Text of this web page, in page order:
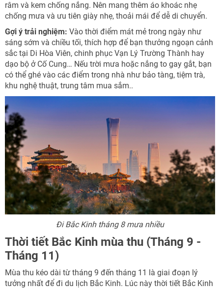
râm và kem chống nắng. Nên mang thêm áo khoác nhẹ
chống mưa và ưu tiên giày nhẹ, thoải mái để dễ di chuyển.
Gợi ý trải nghiệm: Vào thời điểm mát mẻ trong ngày như
sáng sớm và chiều tối, thích hợp để bạn thưởng ngoạn cảnh
sắc tại Di Hòa Viên, chinh phục Vạn Lý Trường Thành hay
dạo bộ ở Cố Cung… Nếu trời mưa hoặc nắng to gay gắt, bạn
có thể ghé vào các điểm trong nhà như bảo tàng, tiệm trà,
khu nghệ thuật, trung tâm mua sắm..
Đi Bắc Kinh tháng 8 mưa nhiều
Thời tiết Bắc Kinh mùa thu (Tháng 9 -
Tháng 11)
Mùa thu kéo dài từ tháng 9 đến tháng 11 là giai đoạn lý
tưởng nhất để đi du lịch Bắc Kinh. Lúc này thời tiết Bắc Kinh